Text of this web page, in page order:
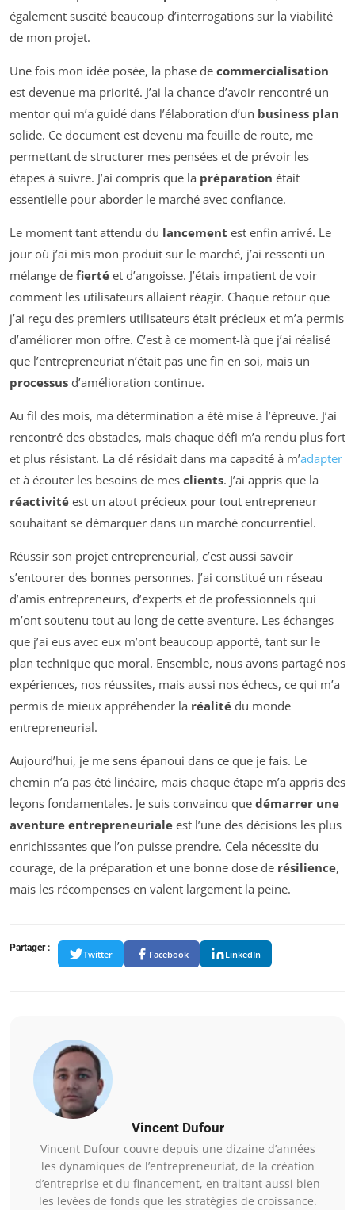
également suscité beaucoup d’interrogations sur la viabilité
de mon projet.
Une fois mon idée posée, la phase de commercialisation
est devenue ma priorité. J’ai la chance d’avoir rencontré un
mentor qui m’a guidé dans l’élaboration d’un business plan
solide. Ce document est devenu ma feuille de route, me
permettant de structurer mes pensées et de prévoir les
étapes à suivre. J’ai compris que la préparation était
essentielle pour aborder le marché avec confiance.
Le moment tant attendu du lancement est enfin arrivé. Le
jour où j’ai mis mon produit sur le marché, j’ai ressenti un
mélange de fierté et d’angoisse. J’étais impatient de voir
comment les utilisateurs allaient réagir. Chaque retour que
j’ai reçu des premiers utilisateurs était précieux et m’a permis
d’améliorer mon offre. C’est à ce moment-là que j’ai réalisé
que l’entrepreneuriat n’était pas une fin en soi, mais un
processus d’amélioration continue.
Au fil des mois, ma détermination a été mise à l’épreuve. J’ai
rencontré des obstacles, mais chaque défi m’a rendu plus fort
et plus résistant. La clé résidait dans ma capacité à m’adapter
et à écouter les besoins de mes clients. J’ai appris que la
réactivité est un atout précieux pour tout entrepreneur
souhaitant se démarquer dans un marché concurrentiel.
Réussir son projet entrepreneurial, c’est aussi savoir
s’entourer des bonnes personnes. J’ai constitué un réseau
d’amis entrepreneurs, d’experts et de professionnels qui
m’ont soutenu tout au long de cette aventure. Les échanges
que j’ai eus avec eux m’ont beaucoup apporté, tant sur le
plan technique que moral. Ensemble, nous avons partagé nos
expériences, nos réussites, mais aussi nos échecs, ce qui m’a
permis de mieux appréhender la réalité du monde
entrepreneurial.
Aujourd’hui, je me sens épanoui dans ce que je fais. Le
chemin n’a pas été linéaire, mais chaque étape m’a appris des
leçons fondamentales. Je suis convaincu que démarrer une
aventure entrepreneuriale est l’une des décisions les plus
enrichissantes que l’on puisse prendre. Cela nécessite du
courage, de la préparation et une bonne dose de résilience,
mais les récompenses en valent largement la peine.
Partager :
Twitter Facebook LinkedIn
Vincent Dufour
Vincent Dufour couvre depuis une dizaine d’années
les dynamiques de l’entrepreneuriat, de la création
d’entreprise et du financement, en traitant aussi bien
les levées de fonds que les stratégies de croissance.